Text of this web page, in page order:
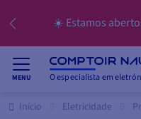
☀️ Estamos
MENU O especialista em
Início Eletricidade